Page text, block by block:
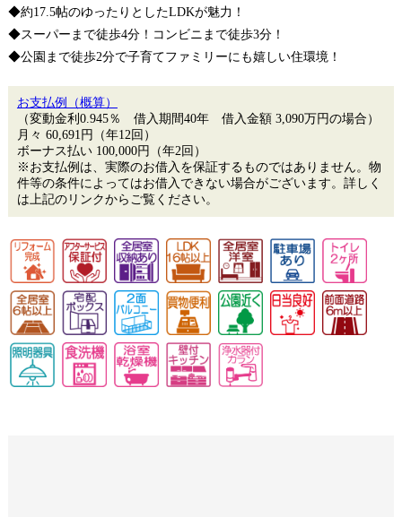
◆約17.5帖のゆったりとしたLDKが魅力！
◆スーパーまで徒歩4分！コンビニまで徒歩3分！
◆公園まで徒歩2分で子育てファミリーにも嬉しい住環境！
お支払例（概算）
（変動金利0.945％ 借入期間40年 借入金額 3,090万円の場合）
月々 60,691 円（年12回）
ボーナス払い 100,000円（年2回）
※お支払例は、実際のお借入を保証するものではありません。物
件等の条件によってはお借入できない場合がございます。詳しく
は上記のリンクからご覧ください。